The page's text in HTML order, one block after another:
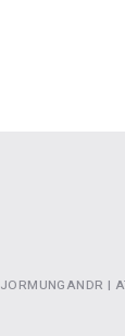
JORMUNGANDR |